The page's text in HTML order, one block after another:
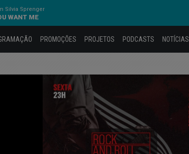
Silvia Sprenger
WANT ME
PROMOÇÕES PROJETOS PODCASTS NOTÍCIAS